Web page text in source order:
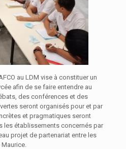
au LDM vise à constituer un
afin de se faire entendre au
des conférences et des
seront organisés pour et par
et pragmatiques seront
les établissements concernés par
projet de partenariat entre les